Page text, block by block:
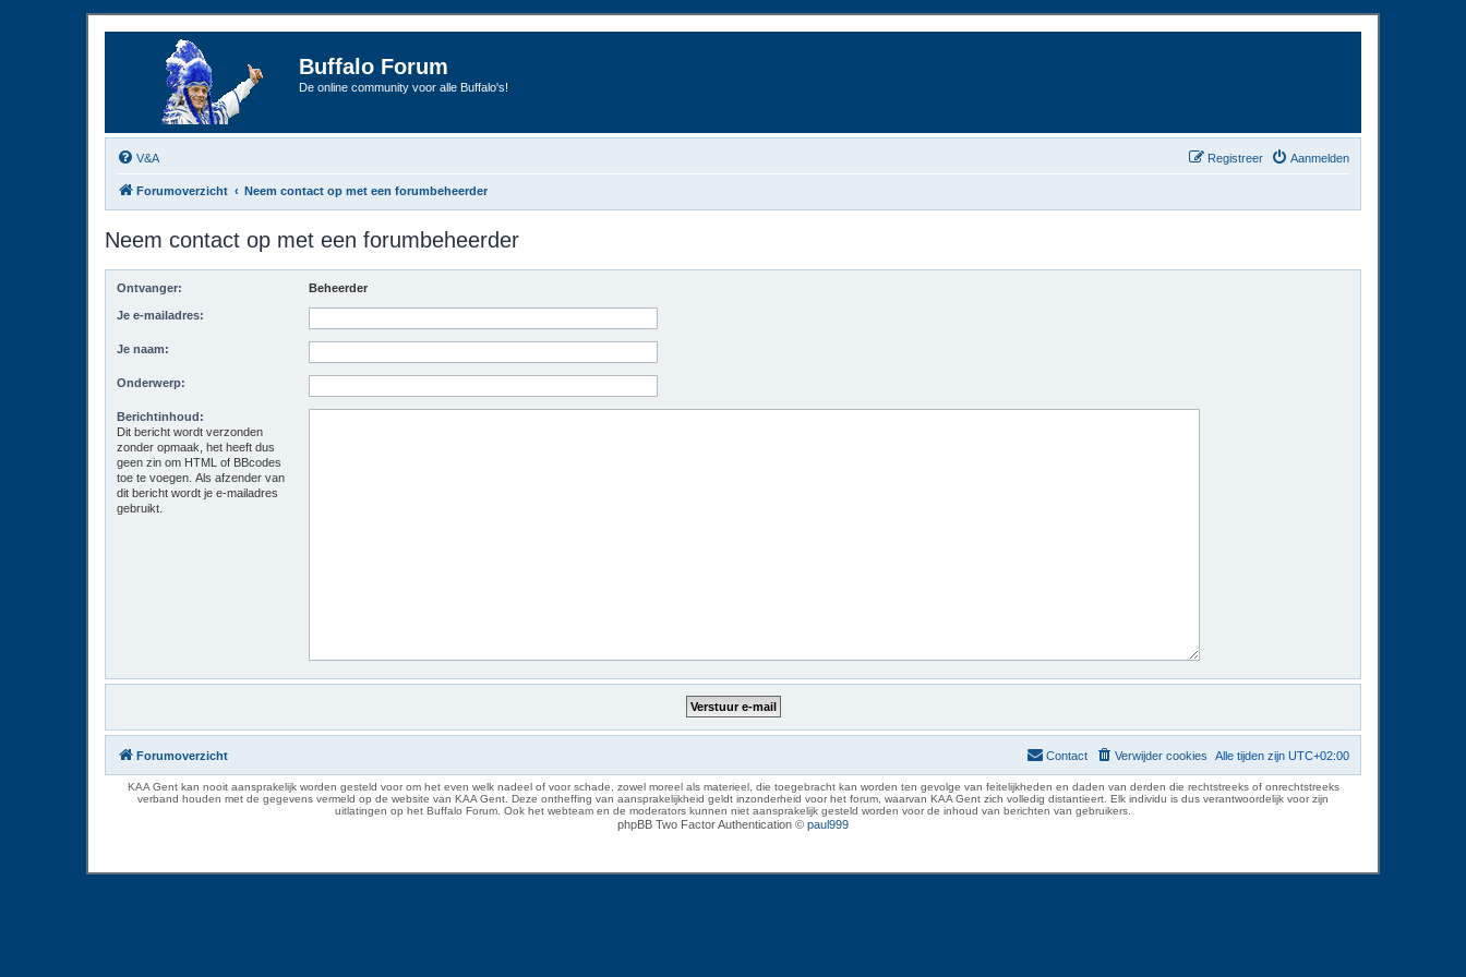
Buffalo Forum
De online community voor alle Buffalo's!
V&A Aanmelden
Registreer
Forumoverzicht Neem contact op met een forumbeheerder
Neem contact op met een forumbeheerder
Ontvanger: Beheerder
Je e-mailadres:
Je naam:
Onderwerp:
Berichtinhoud:
Dit bericht wordt verzonden
zonder opmaak, het heeft dus
geen zin om HTML of BBcodes
toe te voegen. Als afzender van
dit bericht wordt je e-mailadres
gebruikt.
Forumoverzicht Alle tijden zijn UTC+02:00
Verwijder cookies
Contact
KAA Gent kan nooit aansprakelijk worden gesteld voor om het even welk nadeel of voor schade, zowel moreel als materieel, die toegebracht kan worden ten gevolge van feitelijkheden en daden van derden die rechtstreeks of onrechtstreeks
verband houden met de gegevens vermeld op de website van KAA Gent. Deze ontheffing van aansprakelijkheid geldt inzonderheid voor het forum, waarvan KAA Gent zich volledig distantieert. Elk individu is dus verantwoordelijk voor zijn
uitlatingen op het Buffalo Forum. Ook het webteam en de moderators kunnen niet aansprakelijk gesteld worden voor de inhoud van berichten van gebruikers.
phpBB Two Factor Authentication © paul999